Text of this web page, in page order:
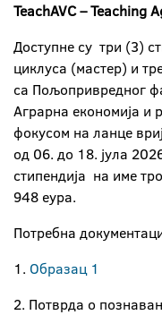
TeachAVC – Teaching
Доступне су три (3)
циклуса (мастер) и
са Пољопривредног
Аграрна економија и
фокусом на ланце
од 06. до 18. јула
стипендија на име
948 еура.
Потребна
1. Образац 1
2. Потврда о